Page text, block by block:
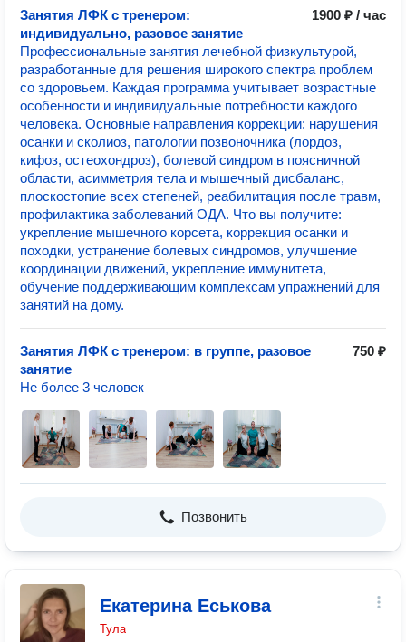
Занятия ЛФК с тренером:
индивидуально, разовое занятие
1900 ₽ / час
Профессиональные занятия лечебной физкультурой,
разработанные для решения широкого спектра проблем
со здоровьем. Каждая программа учитывает возрастные
особенности и индивидуальные потребности каждого
человека. Основные направления коррекции: нарушения
осанки и сколиоз, патологии позвоночника (лордоз,
кифоз, остеохондроз), болевой синдром в поясничной
области, асимметрия тела и мышечный дисбаланс,
плоскостопие всех степеней, реабилитация после травм,
профилактика заболеваний ОДА. Что вы получите:
укрепление мышечного корсета, коррекция осанки и
походки, устранение болевых синдромов, улучшение
координации движений, укрепление иммунитета,
обучение поддерживающим комплексам упражнений для
занятий на дому.
Занятия ЛФК с тренером: в группе, разовое
занятие
750 ₽
Не более 3 человек
Позвонить
Екатерина Еськова
Тула